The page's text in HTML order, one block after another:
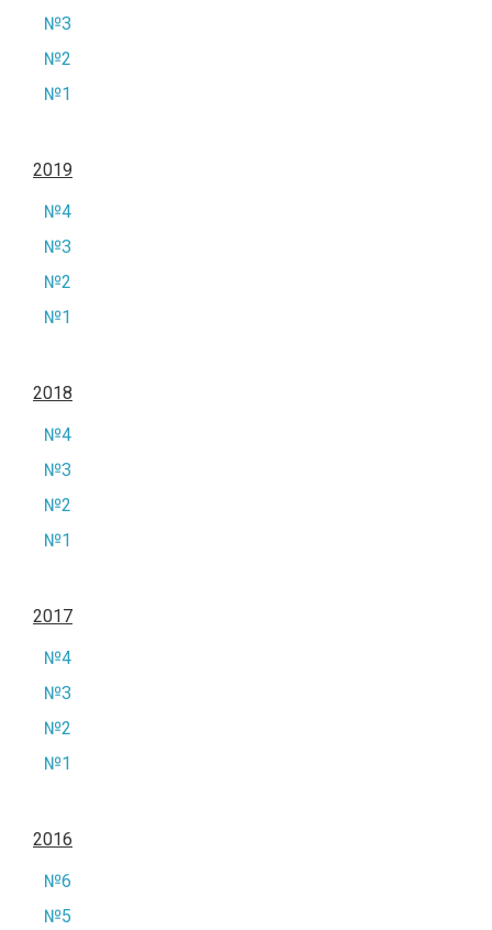
№3
№2
№1
2019
№4
№3
№2
№1
2018
№4
№3
№2
№1
2017
№4
№3
№2
№1
2016
№6
№5